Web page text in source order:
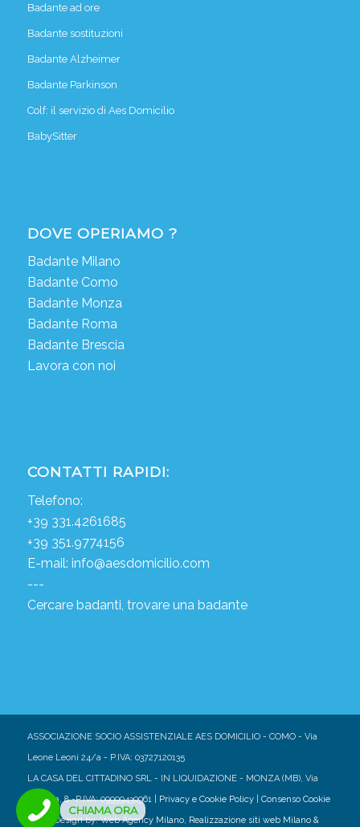
Badante ad ore
Badante sostituzioni
Badante Alzheimer
Badante Parkinson
Colf: il servizio di Aes Domicilio
BabySitter
DOVE OPERIAMO ?
Badante Milano
Badante Como
Badante Monza
Badante Roma
Badante Brescia
Lavora con noi
CONTATTI RAPIDI:
Telefono:
+39 331.4261685
+39 351.9774156
E-mail: info@aesdomicilio.com
---
Cercare badanti, trovare una badante
CHIAMA ORA
ASSOCIAZIONE SOCIO ASSISTENZIALE AES DOMICILIO - COMO - Via
Leone Leoni 24/a - P.IVA: 03727120135
LA CASA DEL CITTADINO SRL - IN LIQUIDAZIONE - MONZA (MB), Via
Marsala, 8 -P.IVA: 09999430961 |
Privacy e Cookie Policy| Consenso Cookie
| Web Design by:Web Agency Milano, Realizzazione siti web Milano&